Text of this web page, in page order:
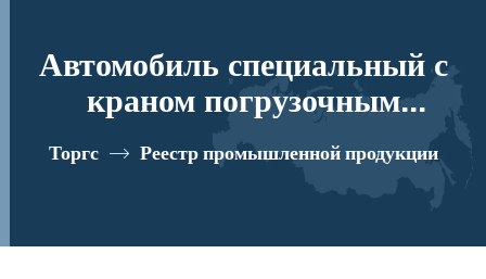
Автомобиль специальный с
краном погрузочным
гидравлическим типа МКМА
на базе КАМАЗ 43118 и его
реестровый номер 10335086
Торгс Реестр промышленной продукции